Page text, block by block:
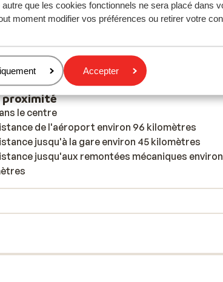
que les cookies fonctionnels ne sera placé dans
moment modifier vos préférences ou retirer votre
Accepter
Werner Van De Sande Familles
proximité
le centre
de l'aéroport environ 96 kilomètres
jusqu'à la gare environ 45 kilomètres
jusqu'aux remontées mécaniques